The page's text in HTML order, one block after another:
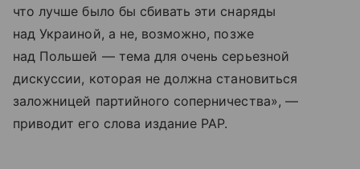
что лучше было бы сбивать эти снаряды
над Украиной, а не, возможно, позже
над Польшей — тема для очень серьезной
дискуссии, которая не должна становиться
заложницей партийного соперничества», —
приводит его слова издание PAP.